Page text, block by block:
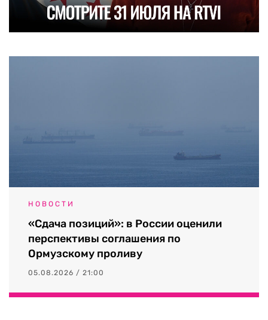
НОВОСТИ
«Сдача позиций»: в России оценили
перспективы соглашения по
Ормузскому проливу
05.08.2026 / 21:00